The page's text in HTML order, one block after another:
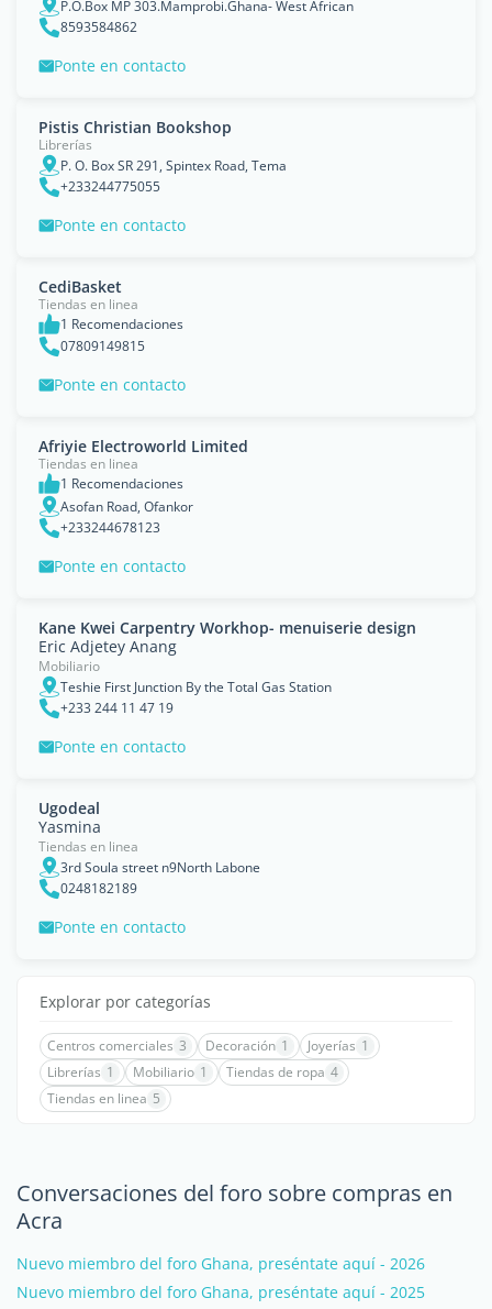
P.O.Box MP 303.Mamprobi.Ghana- West African
8593584862
Ponte en contacto
Pistis Christian Bookshop
Librerías
P. O. Box SR 291, Spintex Road, Tema
+233244775055
Ponte en contacto
CediBasket
Tiendas en linea
1 Recomendaciones
07809149815
Ponte en contacto
Afriyie Electroworld Limited
Tiendas en linea
1 Recomendaciones
Asofan Road, Ofankor
+233244678123
Ponte en contacto
Kane Kwei Carpentry Workhop- menuiserie design
Eric Adjetey Anang
Mobiliario
Teshie First Junction By the Total Gas Station
+233 244 11 47 19
Ponte en contacto
Ugodeal
Yasmina
Tiendas en linea
3rd Soula street n9North Labone
0248182189
Ponte en contacto
Explorar por categorías
Centros comerciales 3 Decoración 1 Joyerías 1
Librerías 1 Mobiliario 1 Tiendas de ropa 4
Tiendas en linea 5
Conversaciones del foro sobre compras en
Acra
Nuevo miembro del foro Ghana, preséntate aquí - 2026
Nuevo miembro del foro Ghana, preséntate aquí - 2025